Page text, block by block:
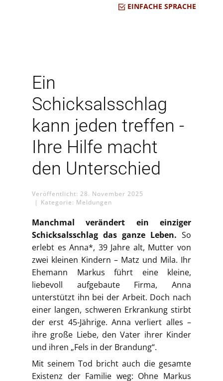
EINFACHE SPRACHE
Ein
Schicksalsschlag
kann jeden treffen -
Ihre Hilfe macht
den Unterschied
Veröffentlicht: 28. November 2025
Kategorie: Meldungen
Manchmal verändert ein einziger
Schicksalsschlag das ganze Leben. So
erlebt es Anna*, 39 Jahre alt, Mutter von
zwei kleinen Kindern – Matz und Mila. Ihr
Ehemann Markus führt eine kleine,
liebevoll aufgebaute Firma, Anna
unterstützt ihn bei der Arbeit. Doch nach
einer langen, schweren Erkrankung stirbt
der erst 45-Jährige. Anna verliert alles –
ihre große Liebe, den Vater ihrer Kinder
und ihren „Fels in der Brandung“.
Mit seinem Tod bricht auch die gesamte
Existenz der Familie weg: Ohne Markus